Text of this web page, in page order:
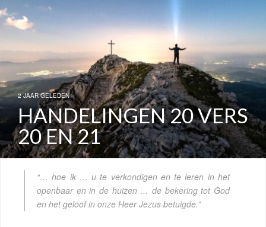
2 JAAR GELEDEN
HANDELINGEN 20 VERS
20 EN 21
“… hoe ik … u te verkondigen en te leren in het
openbaar en in de huizen … de bekering tot God
en het geloof in onze Heer Jezus betuigde.”